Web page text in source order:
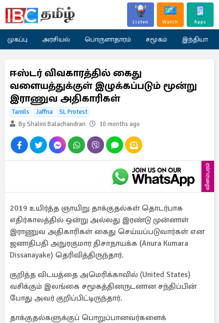
Listen Watch Apps
முகப்பு அரசியல் பொருளாதாரம் சமூகம் இந்தியா
ஈஸ்டர் விவகாரத்தில் கைது
வளையத்துக்குள் இழுக்கப்படும் மூன்று
இராணுவ அதிகாரிகள்
Tamils Jaffna
SL Protest
By Shalini Balachandran
10 months ago
விளம்பரம்
2019 உயிர்த்த ஞாயிறு தாக்குதல்கள் தொடர்பாக
எதிர்காலத்தில் ஒன்று அல்லது இரண்டு முன்னாள்
இராணுவ அதிகாரிகள் கைது செய்யப்படுவார்கள் என
ஜனாதிபதி அநுரகுமார திசாநாயக்க (Anura Kumara
Dissanayake) தெரிவித்திருந்தார்.
குறித்த விடயத்தை அமெரிக்காவில் (United States)
வசிக்கும் இலங்கை சமூகத்தினருடனான சந்திப்பின்
போது அவர் குறிப்பிட்டிருந்தார்.
தாக்குதல்களுக்குப் பொறுப்பானவர்களைக்